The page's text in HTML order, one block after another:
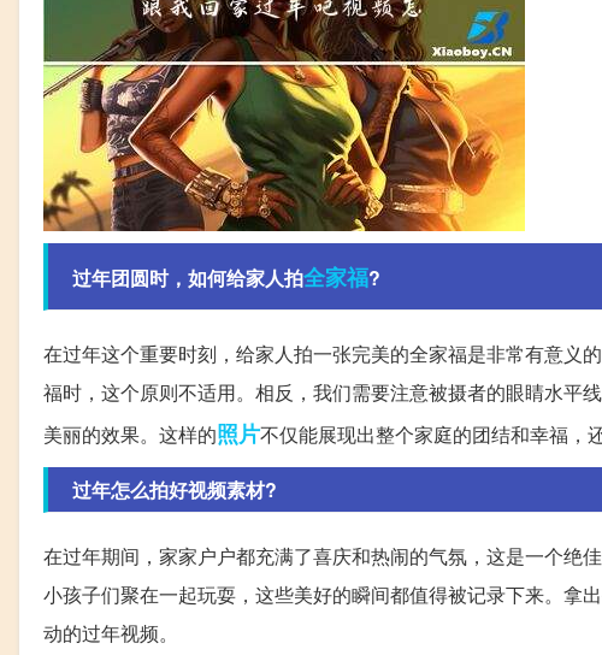
过年团圆时，如何给家人拍全家福?
在过年这个重要时刻，给家人拍一张完美的全家福是非常有意义
福时，这个原则不适用。相反，我们需要注意被摄者的眼睛水平
美丽的效果。这样的照片不仅能展现出整个家庭的团结和幸福，
过年怎么拍好视频素材?
在过年期间，家家户户都充满了喜庆和热闹的气氛，这是一个绝
小孩子们聚在一起玩耍，这些美好的瞬间都值得被记录下来。拿
动的过年视频。